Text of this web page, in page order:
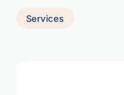
Services